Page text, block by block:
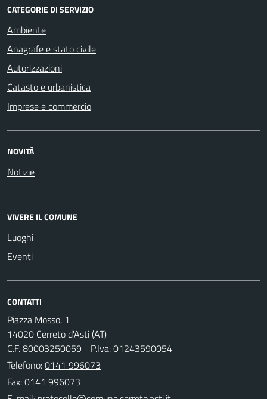
CATEGORIE DI SERVIZIO
Ambiente
Anagrafe e stato civile
Autorizzazioni
Catasto e urbanistica
Imprese e commercio
NOVITÀ
Notizie
VIVERE IL COMUNE
Luoghi
Eventi
CONTATTI
Piazza Mosso, 1
14020 Cerreto d'Asti (AT)
C.F. 80003250059 - P.Iva: 01243590054
Telefono:0141 996073
Fax: 0141 996073